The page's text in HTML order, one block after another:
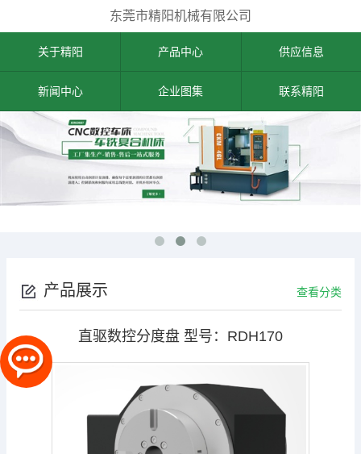
东莞市精阳机械有限公司
关于精阳 产品中心 供应信息
新闻中心 企业图集 联系精阳
产品展示 查看分类
直驱数控分度盘 型号：RDH170